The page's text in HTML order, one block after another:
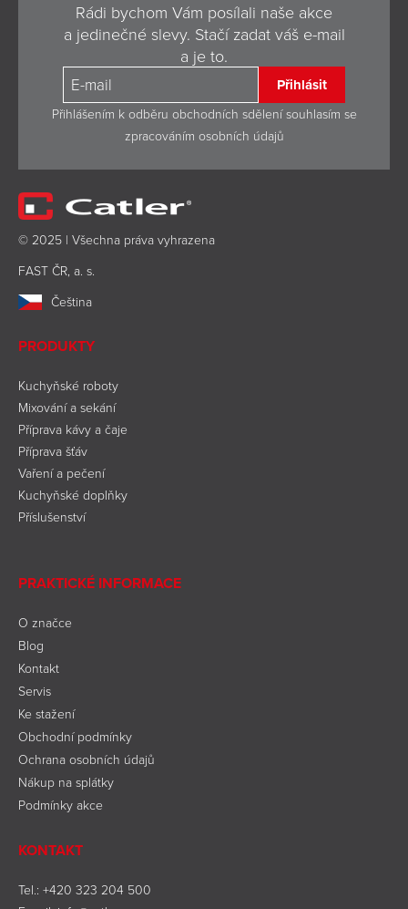
Rádi bychom Vám posílali naše akce
a jedinečné slevy. Stačí zadat váš e-mail
a je to.
Přihlásit
Přihlášením k odběru obchodních sdělení souhlasím se
zpracováním osobních údajů
© 2025 | Všechna práva vyhrazena
FAST ČR, a. s.
Čeština
PRODUKTY
Kuchyňské roboty
Mixování a sekání
Příprava kávy a čaje
Příprava šťáv
Vaření a pečení
Kuchyňské doplňky
Příslušenství
PRAKTICKÉ INFORMACE
O značce
Blog
Kontakt
Servis
Ke stažení
Obchodní podmínky
Ochrana osobních údajů
Nákup na splátky
Podmínky akce
KONTAKT
Tel.: +420 323 204 500